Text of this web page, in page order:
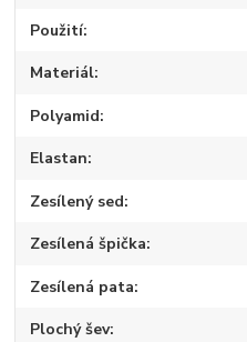
Použití
Materiál
Polyamid
Elastan
Zesílený sed
Zesílená špička
Zesílená pata
Plochý šev